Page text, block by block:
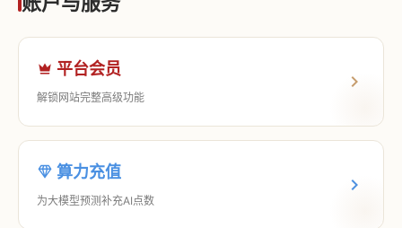
平台会员
解锁网站完整高级功能
算力充值
为大模型预测补充AI点数